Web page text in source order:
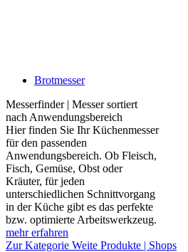
Brotmesser
Messerfinder | Messer sortiert
nach Anwendungsbereich
Hier finden Sie Ihr Küchenmesser
für den passenden
Anwendungsbereich. Ob Fleisch,
Fisch, Gemüse, Obst oder
Kräuter, für jeden
unterschiedlichen Schnittvorgang
in der Küche gibt es das perfekte
bzw. optimierte Arbeitswerkzeug.
mehr erfahren
Zur Kategorie Weite Produkte | Shops